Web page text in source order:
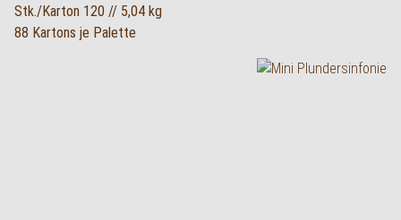
Stk./Karton 120 // 5,04 kg
88 Kartons je Palette